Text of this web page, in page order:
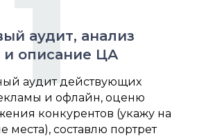
аудит, анализ
и описание ЦА
аудит действующих
и офлайн, оценю
конкурентов (укажу на
места), составлю портрет
1